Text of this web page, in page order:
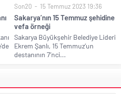
Son20 15 Temmuz 2023 19:36
Sakarya’nın 15 Temmuz şehidine
vefa örneği
Sakarya Büyükşehir Belediye Lideri
Ekrem Şanlı, 15 Temmuz’un
destanının 7’nci...